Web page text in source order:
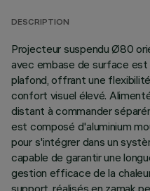
DESCRIPTION
Projecteur suspendu Ø80
avec embase de surface
plafond, offrant une
confort visuel élevé.
distant à commander
est composé d'aluminium
pour s'intégrer dans un
capable de garantir une
gestion efficace de la
support, réalisés en zamak